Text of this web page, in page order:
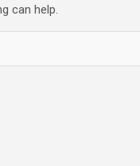
can help.